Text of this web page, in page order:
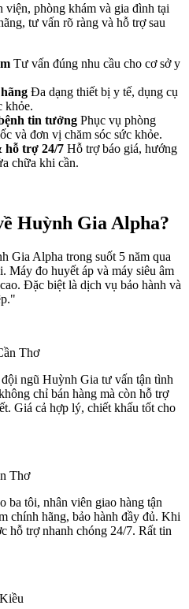
viện, phòng khám và gia đình tại
tư vấn rõ ràng và hỗ trợ sau
Tư vấn đúng nhu cầu cho cơ sở y
Đa dạng thiết bị y tế, dụng cụ
khỏe.
tin tưởng Phục vụ phòng
và đơn vị chăm sóc sức khỏe.
hỗ trợ 24/7 Hỗ trợ báo giá, hướng
chữa khi cần.
Huỳnh Gia Alpha?
Gia Alpha trong suốt 5 năm qua
Máy đo huyết áp và máy siêu âm
Đặc biệt là dịch vụ bảo hành và
Thơ
ngũ Huỳnh Gia tư vấn tận tình
chỉ bán hàng mà còn hỗ trợ
Giá cả hợp lý, chiết khấu tốt cho
Thơ
ba tôi, nhân viên giao hàng tận
chính hãng, bảo hành đầy đủ. Khi
hỗ trợ nhanh chóng 24/7. Rất tin